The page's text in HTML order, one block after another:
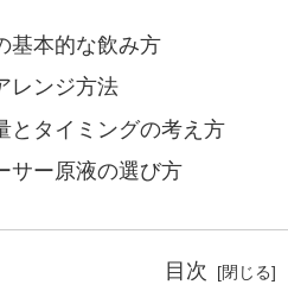
基本的な飲み方
レンジ方法
とタイミングの考え方
サー原液の選び方
目次